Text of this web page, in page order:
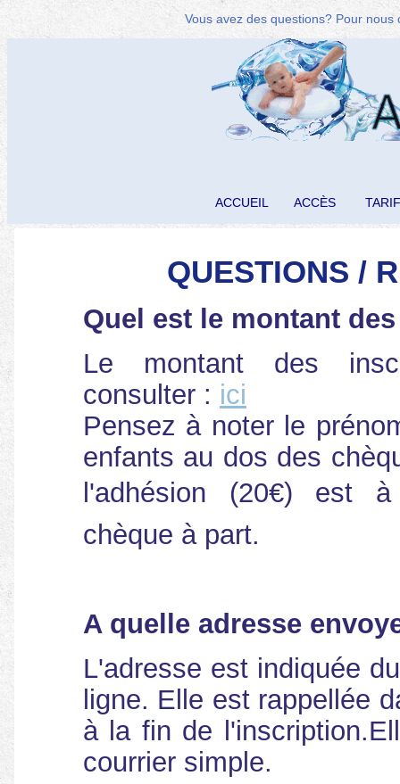
Vous avez des questions? Pour
ACCUEIL ACCÈS
QUESTIONS /
Quel est le montant
Le montant des
consulter : ici
Pensez à noter le
enfants au dos des
l'adhésion (20€) est
chèque à part.
A quelle adresse
L'adresse est indiquée
ligne. Elle est rappellée
à la fin de
courrier simple.